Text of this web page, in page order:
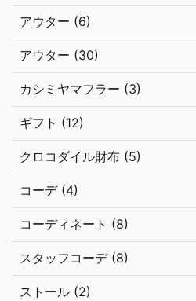
アウター (6)
アウター (30)
カシミヤマフラー (3)
ギフト (12)
クロコダイル財布 (5)
コーデ (4)
コーディネート (8)
スタッフコーデ (8)
ストール (2)